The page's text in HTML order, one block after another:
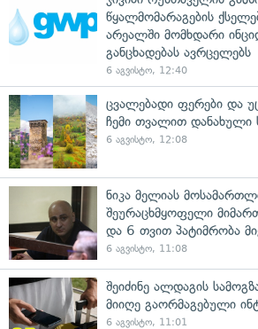
წყალმომარაგების
არეალში მომხდარი
განცხადებას ავრცელებს
6 აგვისტო, 12:40
ცვალებადი ფერები და
ჩემი თვალით დანახული
6 აგვისტო, 12:08
ნიკა მელიას
შეურაცხმყოფელი
და 6 თვით პატიმრობა
6 აგვისტო, 11:08
შეიძინე ალდაგის
მიიღე გაორმაგებული
6 აგვისტო, 11:01